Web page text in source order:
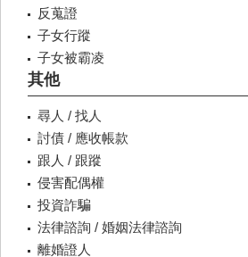
反蒐證
子女行蹤
子女被霸凌
其他
尋人 / 找人
討債 / 應收帳款
跟人 / 跟蹤
侵害配偶權
投資詐騙
法律諮詢 / 婚姻法律諮詢
離婚證人